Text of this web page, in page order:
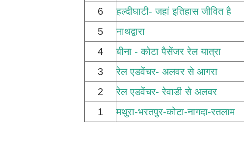
6
हल्दीघाटी- जहां इतिहास जीवित है
5
नाथद्वारा
4
बीना - कोटा पैसेंजर रेल यात्रा
3
रेल एडवेंचर- अलवर से आगरा
2
रेल एडवेंचर- रेवाडी से अलवर
1
मथुरा-भरतपुर-कोटा-नागदा-रतलाम